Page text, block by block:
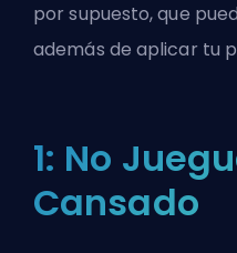
por supuesto, que
además de aplicar tu
1: No
Cansado